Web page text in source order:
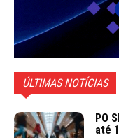
ÚLTIMAS NOTÍCIAS
PO
até